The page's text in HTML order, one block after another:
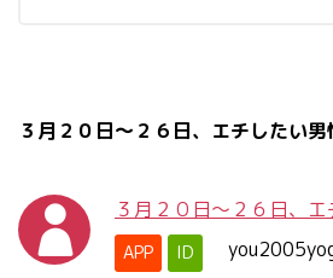
３月２０日～２６日、エチしたい
３月２０日～２６日、
APP ID